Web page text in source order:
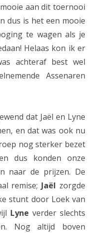
i
j
z
o
s
t
g
a
aan dit toernooi
dus is het een mooie
te wagen als je
Helaas kon ik er
achteraf best wel
Assenaren
dat Jaël en Lyne
en dat was ook nu
nog sterker bezet
dus konden onze
naar de prijzen. De
remise; Jaël zorgde
stunt door Loek van
Lyne verder slechts
Nog altijd boven